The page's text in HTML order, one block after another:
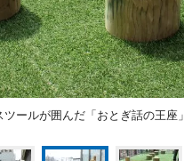
ールが囲んだ「おとぎ話の王座」